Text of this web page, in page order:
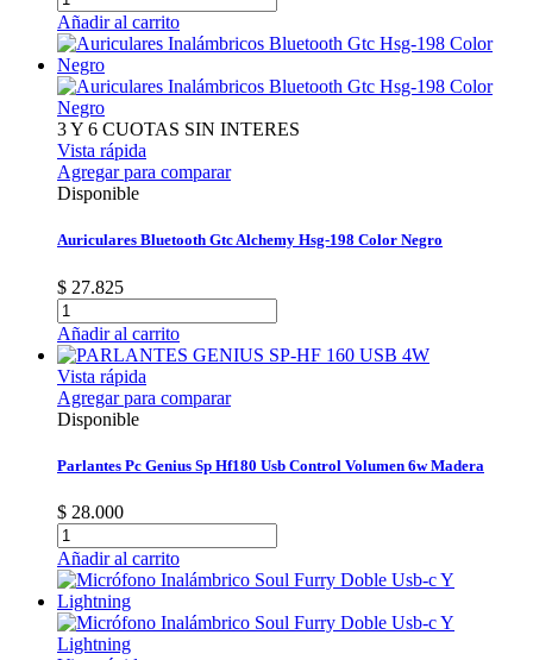
Añadir al carrito
3 Y 6 CUOTAS SIN INTERES
Vista rápida
Agregar para comparar
Disponible
Auriculares Bluetooth Gtc Alchemy Hsg-198 Color Negro
$ 27.825
Añadir al carrito
Vista rápida
Agregar para comparar
Disponible
Parlantes Pc Genius Sp Hf180 Usb Control Volumen 6w Madera
$ 28.000
Añadir al carrito